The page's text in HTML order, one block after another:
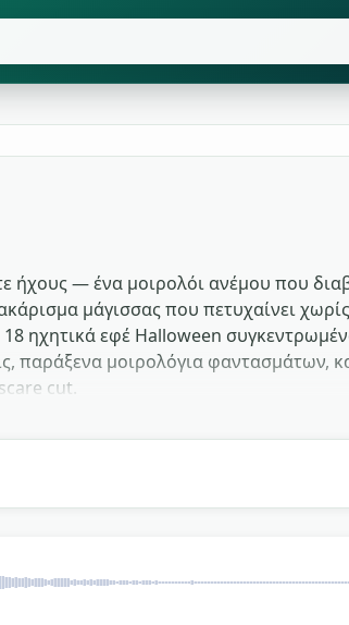
ήχους — ένα μοιρολόι ανέμου που
μάγισσας που πετυχαίνει
ηχητικά εφέ Halloween
παράξενα μοιρολόγια φαντασμάτων,
cut.
— στίζουν cuts χωρίς να
είναι δωρεάν για κατεβάσετε MP3